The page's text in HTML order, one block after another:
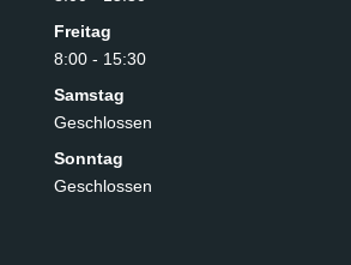
Freitag
8:00 - 15:30
Samstag
Geschlossen
Sonntag
Geschlossen